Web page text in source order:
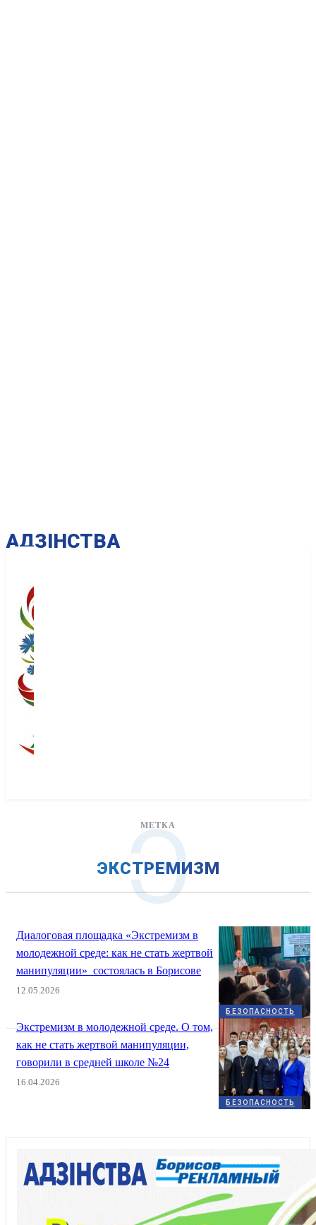
AДЗІНСТВА
МЕТКА
ЭКСТРЕМИЗМ
Э
БЕЗОПАСНОСТЬ
Диалоговая площадка «Экстремизм в
молодежной среде: как не стать жертвой
манипуляции» состоялась в Борисове
12.05.2026
БЕЗОПАСНОСТЬ
Экстремизм в молодежной среде. О том,
как не стать жертвой манипуляции,
говорили в средней школе №24
16.04.2026